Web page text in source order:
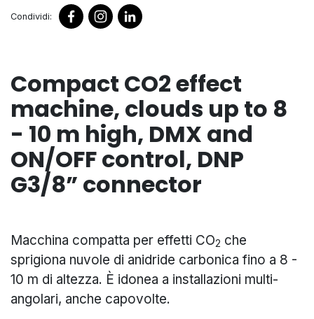
Condividi:
Compact CO2 effect
machine, clouds up to 8
- 10 m high, DMX and
ON/OFF control, DNP
G3/8” connector
Macchina compatta per effetti CO2 che
sprigiona nuvole di anidride carbonica fino a 8 -
10 m di altezza. È idonea a installazioni multi-
angolari, anche capovolte.